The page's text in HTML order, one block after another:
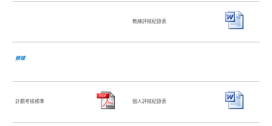
教練評核紀錄表
排球
計劃考核標準 個人評核紀錄表